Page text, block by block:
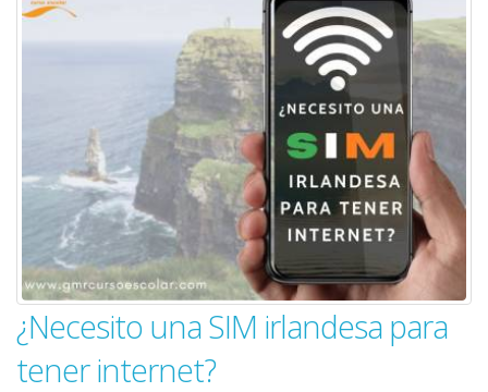
¿Necesito una SIM irlandesa para
tener internet?